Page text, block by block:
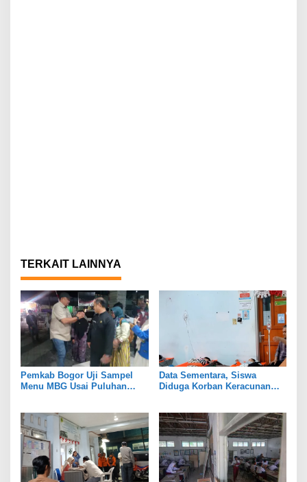
TERKAIT LAINNYA
Pemkab Bogor Uji Sampel
Menu MBG Usai Puluhan
Data Sementara, Siswa
Diduga Korban Keracunan